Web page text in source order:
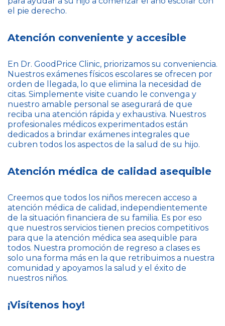
el pie derecho.
Atención conveniente y accesible
En Dr. GoodPrice Clinic, priorizamos su conveniencia.
Nuestros exámenes físicos escolares se ofrecen por
orden de llegada, lo que elimina la necesidad de
citas. Simplemente visite cuando le convenga y
nuestro amable personal se asegurará de que
reciba una atención rápida y exhaustiva. Nuestros
profesionales médicos experimentados están
dedicados a brindar exámenes integrales que
cubren todos los aspectos de la salud de su hijo.
Atención médica de calidad asequible
Creemos que todos los niños merecen acceso a
atención médica de calidad, independientemente
de la situación financiera de su familia. Es por eso
que nuestros servicios tienen precios competitivos
para que la atención médica sea asequible para
todos. Nuestra promoción de regreso a clases es
solo una forma más en la que retribuimos a nuestra
comunidad y apoyamos la salud y el éxito de
nuestros niños.
¡Visítenos hoy!